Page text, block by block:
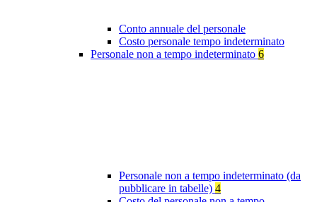
Conto annuale del personale
Costo personale tempo indeterminato
Personale non a tempo indeterminato 6
Personale non a tempo indeterminato (da
pubblicare in tabelle) 4